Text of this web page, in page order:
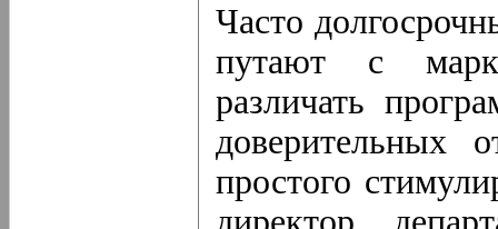
Часто
путают с
различать
простого
директор